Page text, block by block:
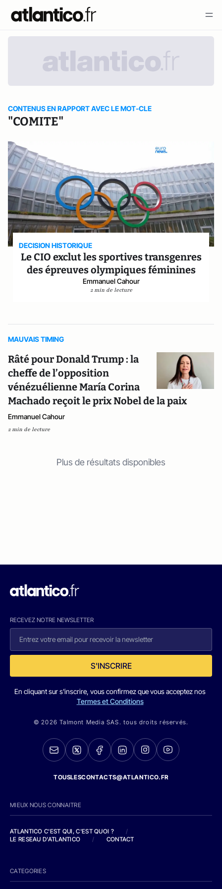
CONTENUS EN RAPPORT AVEC LE MOT-CLE
"COMITE"
DECISION HISTORIQUE
Le CIO exclut les sportives transgenres
des épreuves olympiques féminines
Emmanuel Cahour
2 min de lecture
MAUVAIS TIMING
Râté pour Donald Trump : la
cheffe de l’opposition
vénézuélienne María Corina
Machado reçoit le prix Nobel de la paix
Emmanuel Cahour
2 min de lecture
Plus de résultats disponibles
RECEVEZ NOTRE NEWSLETTER
S'INSCRIRE
En cliquant sur s'inscrire, vous confirmez que vous acceptez nos
Termes et Conditions
© 2026 Talmont Media SAS. tous droits réservés.
TOUSLESCONTACTS@ATLANTICO.FR
MIEUX NOUS CONNAITRE
ATLANTICO C'EST QUI, C'EST QUOI ?
/
LE RESEAU D'ATLANTICO
/ CONTACT
CATEGORIES